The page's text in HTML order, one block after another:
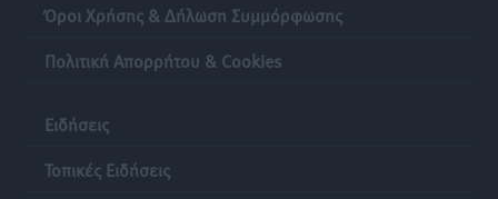
Όροι Χρήσης & Δήλωση Συμμόρφωσης
Πολιτική Απορρήτου & Cookies
Ειδήσεις
Τοπικές Ειδήσεις